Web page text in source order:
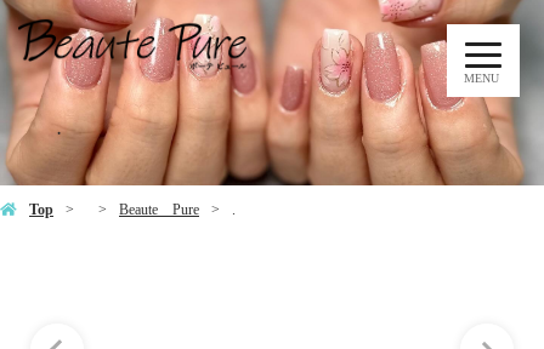
MENU
.
Top Beaute Pure .